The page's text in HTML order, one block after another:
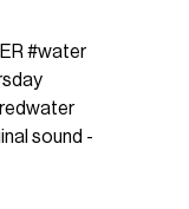
#water
sound -